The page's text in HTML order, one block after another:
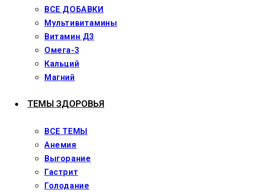
ВСЕ ДОБАВКИ
Мультивитамины
Витамин Д3
Омега-3
Кальций
Магний
ТЕМЫ ЗДОРОВЬЯ
ВСЕ ТЕМЫ
Анемия
Выгорание
Гастрит
Голодание